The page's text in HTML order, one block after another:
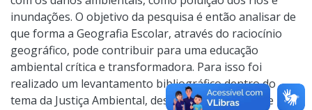
inundações. O objetivo da pesquisa é então analisar de
que forma a Geografia Escolar, através do raciocínio
geográfico, pode contribuir para uma educação
ambiental crítica e transformadora. Para isso foi
realizado um levantamento bibliográfico dentro do
tema da Justiça Ambiental, destacando a luta deste